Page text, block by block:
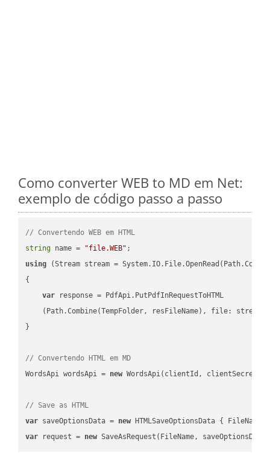
Como converter WEB to MD em Net:
exemplo de código passo a passo
// Convertendo WEB em HTML
string name = "file.WEB"
using (Stream stream =
{
var response = PdfApi.PutPdfInRequestToHTML
    (Path.Combine(TempFolder, resFileName), file: stream);
}
// Convertendo HTML em MD
WordsApi wordsApi = new WordsApi(clientId, clientSecret);
// Save as HTML
var saveOptionsData = new HTMLSaveOptionsData { FileName
var request = new